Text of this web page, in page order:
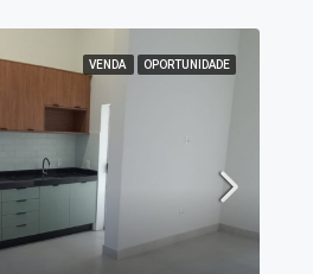
VENDA OPORTUNIDADE